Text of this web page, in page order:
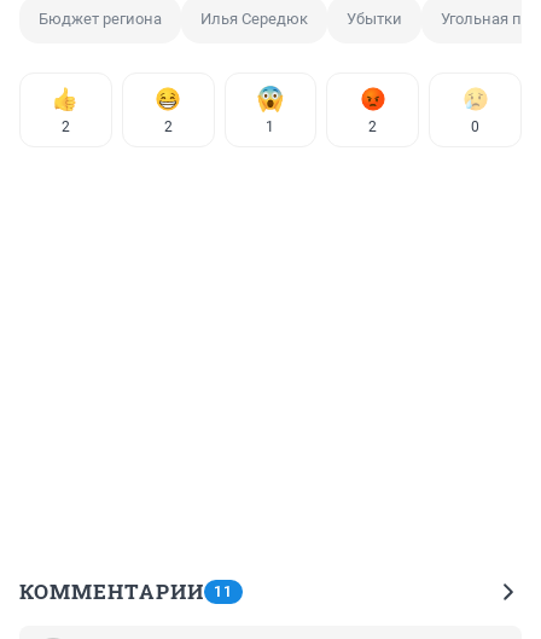
Бюджет региона Илья Середюк Убытки Угольная
2 2 1 2 0
КОММЕНТАРИИ 11